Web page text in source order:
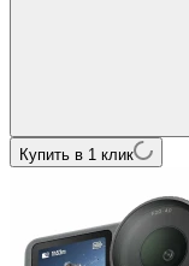
Купить в 1 клик